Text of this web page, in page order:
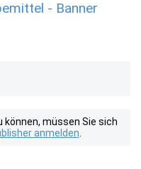
- Banner
müssen Sie sich
anmelden